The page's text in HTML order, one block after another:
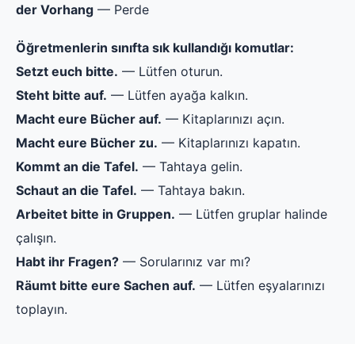
der Vorhang — Perde
Öğretmenlerin sınıfta sık kullandığı komutlar:
Setzt euch bitte. — Lütfen oturun.
Steht bitte auf. — Lütfen ayağa kalkın.
Macht eure Bücher auf. — Kitaplarınızı açın.
Macht eure Bücher zu. — Kitaplarınızı kapatın.
Kommt an die Tafel. — Tahtaya gelin.
Schaut an die Tafel. — Tahtaya bakın.
Arbeitet bitte in Gruppen. — Lütfen gruplar halinde
çalışın.
Habt ihr Fragen? — Sorularınız var mı?
Räumt bitte eure Sachen auf. — Lütfen eşyalarınızı
toplayın.